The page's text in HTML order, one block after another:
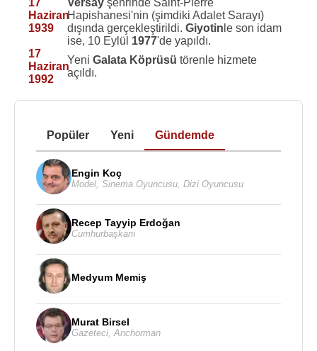
17
Haziran
1939
Versay şehrinde Saint-Pierre
Hapishanesi'nin (şimdiki Adalet Sarayı)
dışında gerçekleştirildi.Giyotin le son idam
ise, 10 Eylül 1977'de yapıldı.
17
Haziran
1992
YeniGalata Köprüsü törenle hizmete
açıldı.
Popüler Yeni Gündemde
Engin Koç
Model Sinema Oyuncusu Dizi Oyuncusu
Recep Tayyip Erdoğan
Cumhurbaşkanı
Medyum Memiş
Murat Birsel
Gazeteci Anchorman